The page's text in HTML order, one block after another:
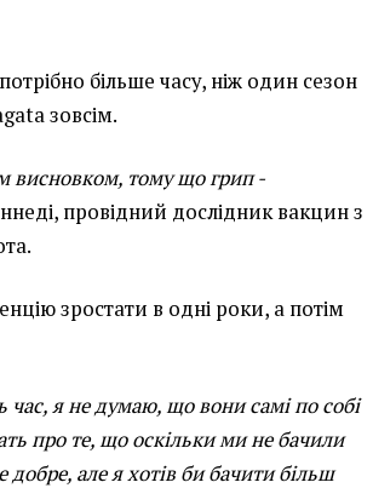
більше часу, ніж один сезон
зовсім.
висновком, тому що грип -
провідний дослідник вакцин з
зростати в одні роки, а потім
я не думаю, що вони самі по собі
про те, що оскільки ми не бачили
але я хотів би бачити більш